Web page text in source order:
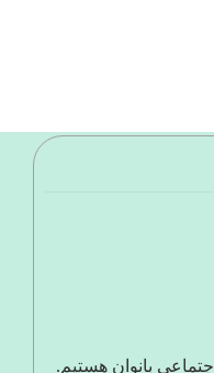
بانوان هستیم.